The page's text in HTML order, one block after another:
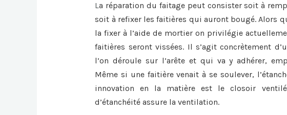
La réparation du faitage peut consister soit à
soit à refixer les faitières qui auront bougé. Alors
la fixer à l’aide de mortier on privilégie
faitières seront vissées. Il s’agit concrètement
l’on déroule sur l’arête et qui va y adhérer,
Même si une faitière venait à se soulever,
innovation en la matière est le closoir
d’étanchéité assure la ventilation.